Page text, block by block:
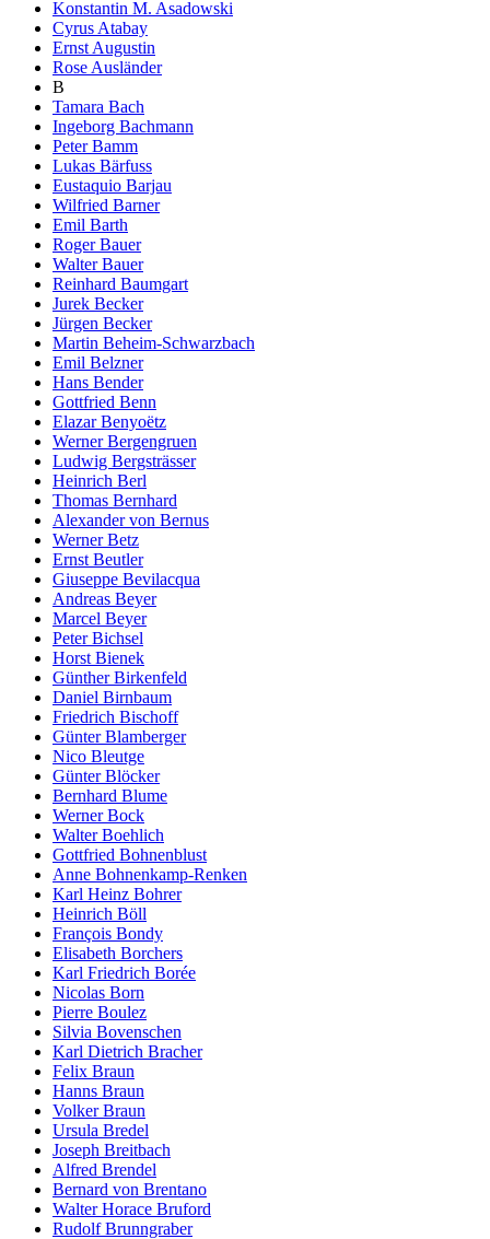
Konstantin M. Asadowski
Cyrus Atabay
Ernst Augustin
Rose Ausländer
B
Tamara Bach
Ingeborg Bachmann
Peter Bamm
Lukas Bärfuss
Eustaquio Barjau
Wilfried Barner
Emil Barth
Roger Bauer
Walter Bauer
Reinhard Baumgart
Jurek Becker
Jürgen Becker
Martin Beheim-Schwarzbach
Emil Belzner
Hans Bender
Gottfried Benn
Elazar Benyoëtz
Werner Bergengruen
Ludwig Bergsträsser
Heinrich Berl
Thomas Bernhard
Alexander von Bernus
Werner Betz
Ernst Beutler
Giuseppe Bevilacqua
Andreas Beyer
Marcel Beyer
Peter Bichsel
Horst Bienek
Günther Birkenfeld
Daniel Birnbaum
Friedrich Bischoff
Günter Blamberger
Nico Bleutge
Günter Blöcker
Bernhard Blume
Werner Bock
Walter Boehlich
Gottfried Bohnenblust
Anne Bohnenkamp-Renken
Karl Heinz Bohrer
Heinrich Böll
François Bondy
Elisabeth Borchers
Karl Friedrich Borée
Nicolas Born
Pierre Boulez
Silvia Bovenschen
Karl Dietrich Bracher
Felix Braun
Hanns Braun
Volker Braun
Ursula Bredel
Joseph Breitbach
Alfred Brendel
Bernard von Brentano
Walter Horace Bruford
Rudolf Brunngraber